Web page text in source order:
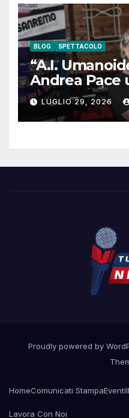
BLOG SPETTACOLO
“A.I.
Andrea Pace
d’autore e
LUGLIO 29, 2026
Proudly powered by
HomeComunicati StampaEventi
Lavora Con Noi